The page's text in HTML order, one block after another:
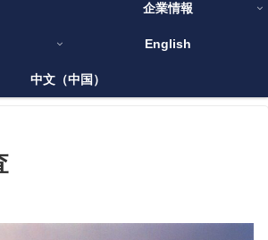
企業情報
English
中文（中国）